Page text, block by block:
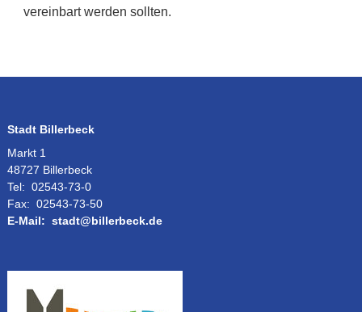
vereinbart werden sollten.
Stadt Billerbeck
Markt 1
48727 Billerbeck
Tel: 02543-73-0
Fax: 02543-73-50
E-Mail: stadt@billerbeck.de